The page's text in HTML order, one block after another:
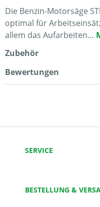
Die Benzin-Motorsäge
optimal für
allem das Aufarbeiten…
Zubehör
Bewertungen
SERVICE
BESTELLUNG &